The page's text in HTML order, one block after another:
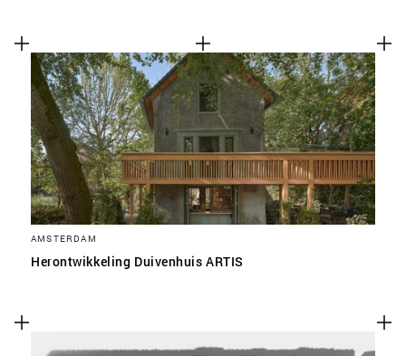
AMSTERDAM
Herontwikkeling Duivenhuis ARTIS